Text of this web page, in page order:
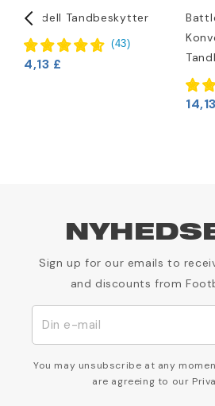
Riddell Tandbeskytter
(43)
4,13 £
Sign up for our emails to
and discounts from
You may unsubscribe at any
are agreeing to our